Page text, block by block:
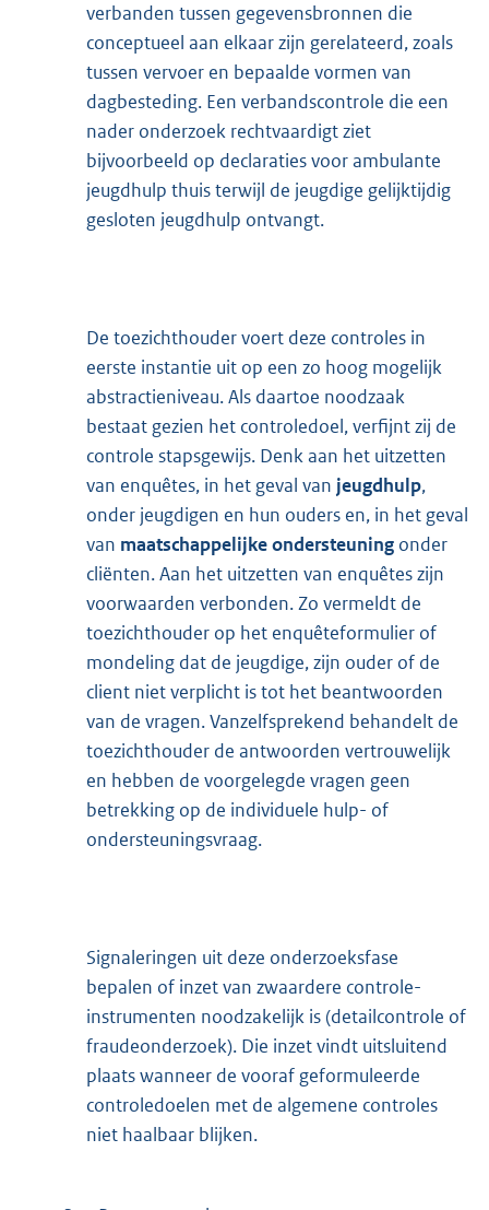
verbanden tussen gegevensbronnen die
conceptueel aan elkaar zijn gerelateerd, zoals
tussen vervoer en bepaalde vormen van
dagbesteding. Een verbandscontrole die een
nader onderzoek rechtvaardigt ziet
bijvoorbeeld op declaraties voor ambulante
jeugdhulp thuis terwijl de jeugdige gelijktijdig
gesloten jeugdhulp ontvangt.
De toezichthouder voert deze controles in
eerste instantie uit op een zo hoog mogelijk
abstractieniveau. Als daartoe noodzaak
bestaat gezien het controledoel, verfijnt zij de
controle stapsgewijs. Denk aan het uitzetten
van enquêtes, in het geval van jeugdhulp,
onder jeugdigen en hun ouders en, in het geval
van maatschappelijke ondersteuning onder
cliënten. Aan het uitzetten van enquêtes zijn
voorwaarden verbonden. Zo vermeldt de
toezichthouder op het enquêteformulier of
mondeling dat de jeugdige, zijn ouder of de
client niet verplicht is tot het beantwoorden
van de vragen. Vanzelfsprekend behandelt de
toezichthouder de antwoorden vertrouwelijk
en hebben de voorgelegde vragen geen
betrekking op de individuele hulp- of
ondersteuningsvraag.
Signaleringen uit deze onderzoeksfase
bepalen of inzet van zwaardere controle-
instrumenten noodzakelijk is (detailcontrole of
fraudeonderzoek). Die inzet vindt uitsluitend
plaats wanneer de vooraf geformuleerde
controledoelen met de algemene controles
niet haalbaar blijken.